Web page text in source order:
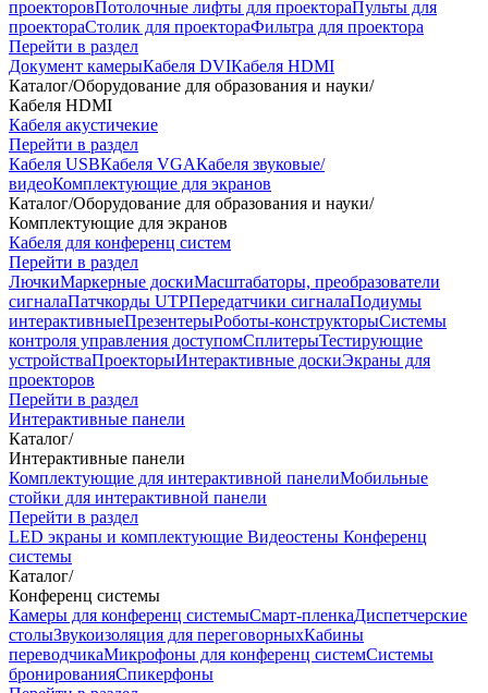
проекторовПотолочные лифты для проектораПульты для
проектораСтолик для проектораФильтра для проектора
Перейти в раздел
Документ камерыКабеля DVIКабеля HDMI
Каталог/Оборудование для образования и науки/
Кабеля HDMI
Кабеля акустичекие
Перейти в раздел
Кабеля USBКабеля VGAКабеля звуковые/
видеоКомплектующие для экранов
Каталог/Оборудование для образования и науки/
Комплектующие для экранов
Кабеля для конференц систем
Перейти в раздел
ЛючкиМаркерные доскиМасштабаторы, преобразователи
сигналаПатчкорды UTPПередатчики сигналаПодиумы
интерактивныеПрезентерыРоботы-конструкторыСистемы
контроля управления доступомСплитерыТестирующие
устройстваПроекторыИнтерактивные доскиЭкраны для
проекторов
Перейти в раздел
Интерактивные панели
Каталог/
Интерактивные панели
Комплектующие для интерактивной панелиМобильные
стойки для интерактивной панели
Перейти в раздел
LED экраны и комплектующие Видеостены Конференц
системы
Каталог/
Конференц системы
Камеры для конференц системыCмарт-пленкаДиспетчерские
столыЗвукоизоляция для переговорныхКабины
переводчикаМикрофоны для конференц системСистемы
бронированияСпикерфоны